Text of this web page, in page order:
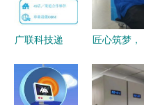
广联科技递
技术服务主
业凸显，行
匠心筑梦，
——记三河
市一位荣获